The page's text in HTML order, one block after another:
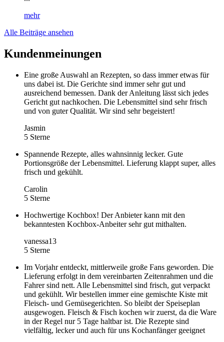
mehr
Alle Beiträge ansehen
Kundenmeinungen
Eine große Auswahl an Rezepten, so dass immer etwas für
uns dabei ist. Die Gerichte sind immer sehr gut und
ausreichend bemessen. Dank der Anleitung lässt sich jedes
Gericht gut nachkochen. Die Lebensmittel sind sehr frisch
und von guter Qualität. Wir sind sehr begeistert!
Jasmin
5 Sterne
Spannende Rezepte, alles wahnsinnig lecker. Gute
Portionsgröße der Lebensmittel. Lieferung klappt super, alles
frisch und gekühlt.
Carolin
5 Sterne
Hochwertige Kochbox! Der Anbieter kann mit den
bekanntesten Kochbox-Anbeiter sehr gut mithalten.
vanessa13
5 Sterne
Im Vorjahr entdeckt, mittlerweile große Fans geworden. Die
Lieferung erfolgt in dem vereinbarten Zeitenrahmen und die
Fahrer sind nett. Alle Lebensmittel sind frisch, gut verpackt
und gekühlt. Wir bestellen immer eine gemischte Kiste mit
Fleisch- und Gemüsegerichten. So bleibt der Speiseplan
ausgewogen. Fleisch & Fisch kochen wir zuerst, da die Ware
in der Regel nur 5 Tage haltbar ist. Die Rezepte sind
vielfältig, lecker und auch für uns Kochanfänger geeignet